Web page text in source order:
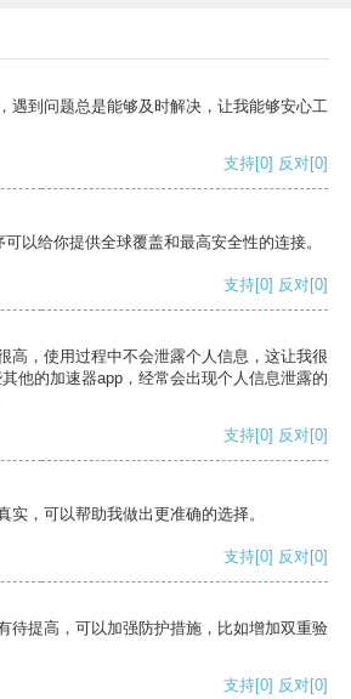
遇到问题总是能够及时解决，让我能够安心工
支持[0] 反对[0]
以给你提供全球覆盖和最高安全性的连接。
支持[0] 反对[0]
高，使用过程中不会泄露个人信息，这让我很
他的加速器app，经常会出现个人信息泄露的
支持[0] 反对[0]
实，可以帮助我做出更准确的选择。
支持[0] 反对[0]
待提高，可以加强防护措施，比如增加双重验
支持[0] 反对[0]